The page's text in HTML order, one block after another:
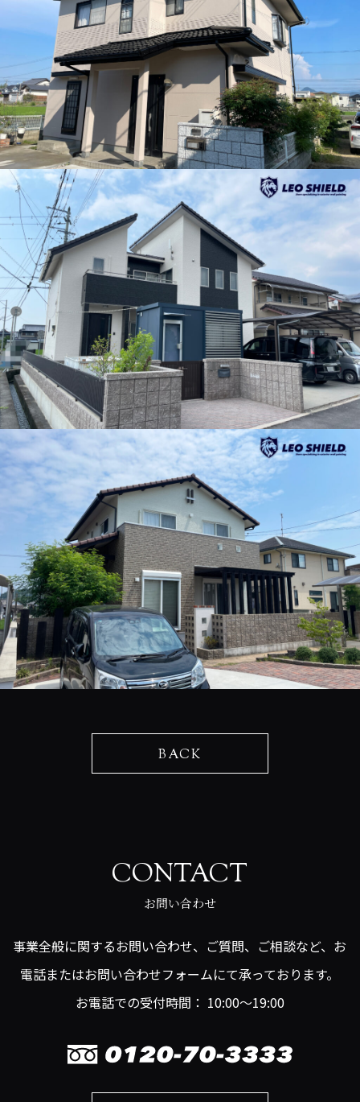
BACK
CONTACT
お問い合わせ
事業全般に関するお問い合わせ、ご質問、ご相談など、お
電話またはお問い合わせフォームにて承っております。
お電話での受付時間： 10:00～19:00